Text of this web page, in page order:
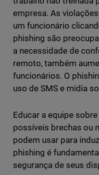
empresa. As
um funcionário
phishing são
a necessidade de
remoto, também
funcionários. O
uso de SMS e mídia
Educar a equipe
possíveis brechas ou
podem usar para
phishing é
segurança de seus